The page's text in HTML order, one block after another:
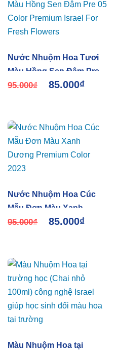
Nước Nhuộm Hoa Tươi
Màu Hồng Sen Đậm Pre
05 Color Premium Israel
95.000₫ 85.000₫
Nước Nhuộm Hoa Cúc
Mẫu Đơn Màu Xanh
Dương Premium Color
95.000₫ 85.000₫
Màu Nhuộm Hoa tại